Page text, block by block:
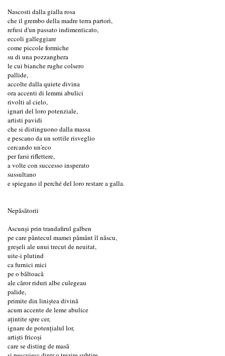
Nascosti dalla gialla rosa
che il grembo della madre terra partorì,
refusi d'un passato indimenticato,
eccoli galleggiare
come piccole formiche
su di una pozzanghera
le cui bianche rughe colsero
pallide,
accolte dalla quiete divina
ora accenti di lemmi abulici
rivolti al cielo,
ignari del loro potenziale,
artisti pavidi
che si distinguono dalla massa
e pescano da un sottile risveglio
cercando un'eco
per farsi riflettere,
a volte con successo insperato
sussultano
e spiegano il perché del loro restare a galla.
Nepăsătorii
Ascunși prin trandafirul galben
pe care pântecul mamei pământ îl născu,
greșeli ale unui trecut de neuitat,
uite-i plutind
ca furnici mici
pe o băltoacă
ale căror riduri albe culegeau
palide,
primite din liniștea divină
acum accente de leme abulice
ațintite spre cer,
ignare de potențialul lor,
artiști fricoși
care se disting de masă